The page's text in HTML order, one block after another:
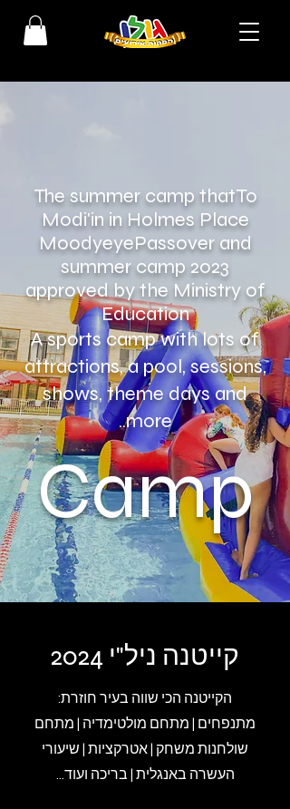
The summer camp thatTo
Modi'in in Holmes Place
MoodyeyePassover and
summer camp 2023
approved by the Ministry of
Education
A sports camp with lots of
attractions, a pool, sessions,
shows, theme days and
more..
Camp
קייטנה ניל"י 2024
הקייטנה הכי שווה בעיר חוזרת:
מתנפחים | מתחם מולטימדיה | מתחם
שולחנות משחק | אטרקציות | שיעורי
העשרה באנגלית | בריכה ועוד...